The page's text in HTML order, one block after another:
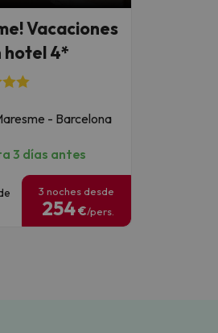
Vacaciones
hotel 4*
- Barcelona
3 días antes
3 noches desde
254€/pers.